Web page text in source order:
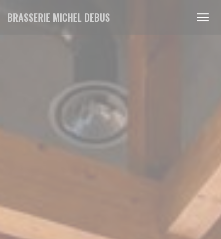
BRASSERIE MICHEL DEBUS